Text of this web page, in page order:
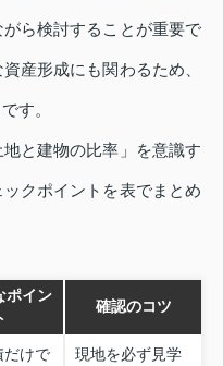
ら検討することが重要で
産形成にも関わるため、
す。
と建物の比率」を意識す
クポイントを表でまとめ
ポイン
確認のコツ
だけで
現地を必ず見学